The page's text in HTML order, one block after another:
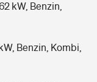
kW, Benzin,
Benzin, Kombi,